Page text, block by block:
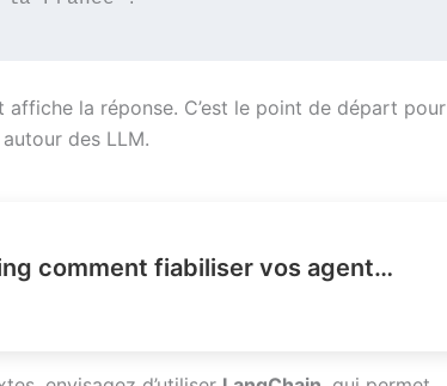
la réponse. C’est le point de départ pour
des LLM.
Agent harness engineering comment fiabiliser vos agents IA ?